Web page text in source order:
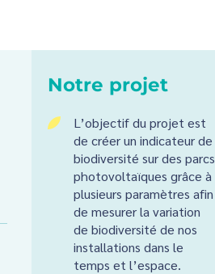
Notre projet
5
L’objectif du projet est
de créer un indicateur de
biodiversité sur des parcs
photovoltaïques grâce à
plusieurs paramètres afin
de mesurer la variation
de biodiversité de nos
installations dans le
temps et l’espace.